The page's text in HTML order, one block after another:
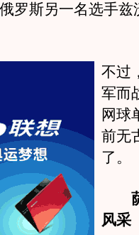
罗斯另一名选手兹
不过
军而
网球
前无
了。
风采